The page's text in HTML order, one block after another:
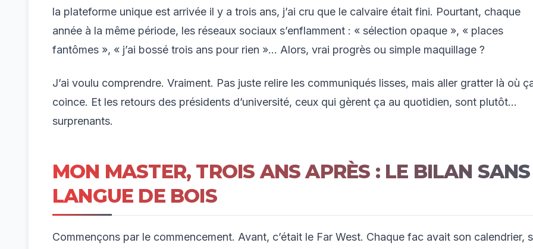
la plateforme unique est arrivée il y a trois ans, j’ai cru que le calvaire était fini. Pourtant, chaque
année à la même période, les réseaux sociaux s’enflamment : « sélection opaque », « places
fantômes », « j’ai bossé trois ans pour rien »… Alors, vrai progrès ou simple maquillage ?
J’ai voulu comprendre. Vraiment. Pas juste relire les communiqués lisses, mais aller gratter là où
coince. Et les retours des présidents d’université, ceux qui gèrent ça au quotidien, sont plutôt…
surprenants.
MON MASTER, TROIS ANS APRÈS : LE BILAN SANS
LANGUE DE BOIS
Commençons par le commencement. Avant, c’était le Far West. Chaque fac avait son calendrier,